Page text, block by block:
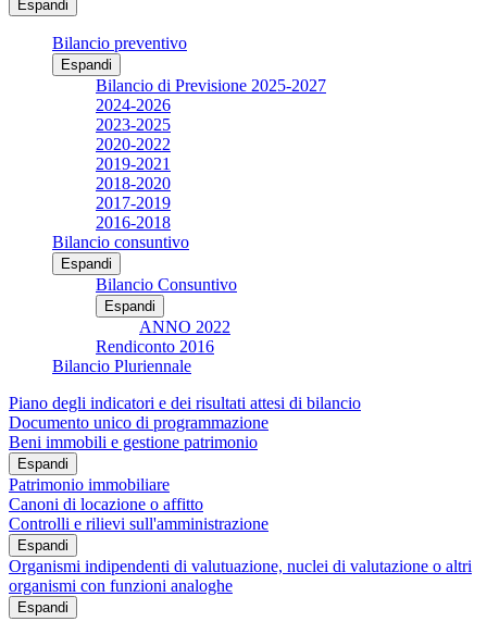
Espandi
Bilancio preventivo
Espandi
Bilancio di Previsione 2025-2027
2024-2026
2023-2025
2020-2022
2019-2021
2018-2020
2017-2019
2016-2018
Bilancio consuntivo
Espandi
Bilancio Consuntivo
Espandi
ANNO 2022
Rendiconto 2016
Bilancio Pluriennale
Piano degli indicatori e dei risultati attesi di bilancio
Documento unico di programmazione
Beni immobili e gestione patrimonio
Espandi
Patrimonio immobiliare
Canoni di locazione o affitto
Controlli e rilievi sull'amministrazione
Espandi
Organismi indipendenti di valutuazione, nuclei di valutazione o altri
organismi con funzioni analoghe
Espandi